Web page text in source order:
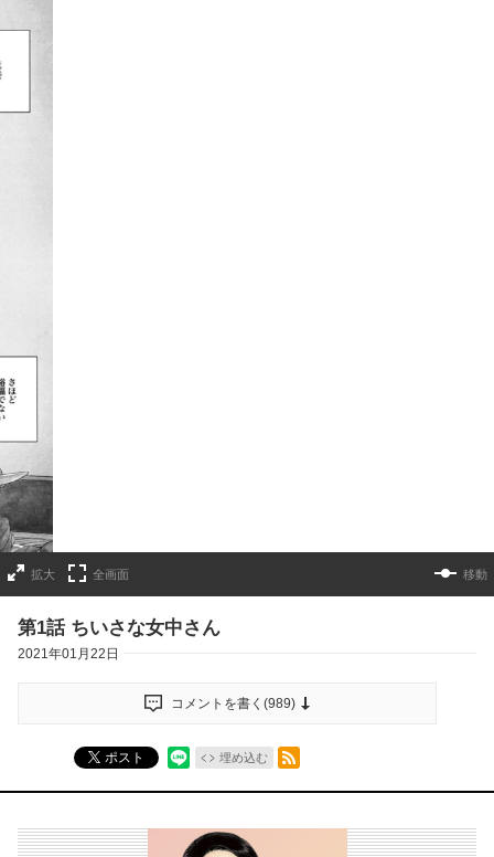
拡大 全画面 移動
第1話 ちいさな女中さん
2021年01月22日
コメントを書く(989)
ポスト 埋め込む
RSSフィード